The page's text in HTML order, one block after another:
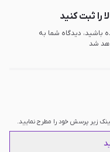
را ثبت کنید
باشید، دیدگاه شما به
شد
زیر پرسش خود را مطرح نمایید.